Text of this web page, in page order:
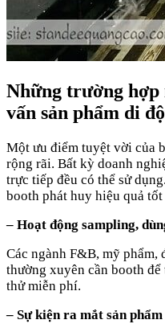
Những trường hợp
vấn sản phẩm di
Một ưu điểm tuyệt vời của
rộng rãi. Bất kỳ doanh
trực tiếp đều có thể sử
booth phát huy hiệu quả tốt
– Hoạt động sampling,
Các ngành F&B, mỹ phẩm,
thường xuyên cần booth
thử miễn phí.
– Sự kiện ra mắt sản